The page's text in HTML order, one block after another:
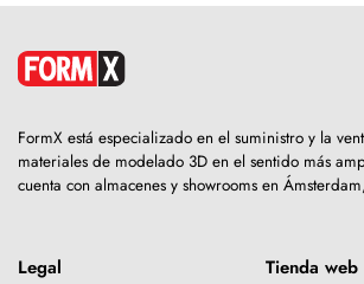
FormX está especializado en el suministro y la
materiales de modelado 3D en el sentido más
cuenta con almacenes y showrooms en
Legal Tienda web